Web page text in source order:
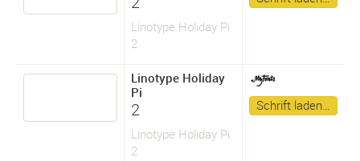
Linotype Holiday Pi
2
Linotype Holiday
Pi
2
Linotype Holiday Pi
2
Schrift laden…